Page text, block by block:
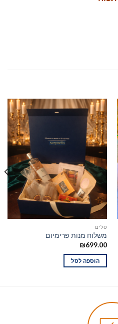
סלים
משלוח מנות פרימיום
₪699.00
הוספה לסל